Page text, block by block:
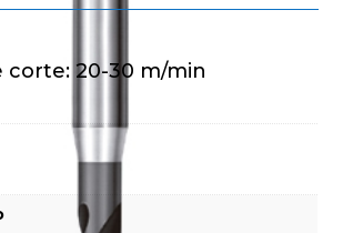
corte: 20-30 m/min